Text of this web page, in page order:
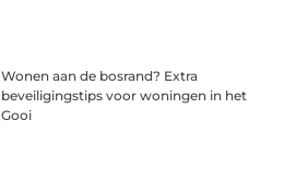
Wonen aan de bosrand? Extra
beveiligingstips voor woningen in het
Gooi